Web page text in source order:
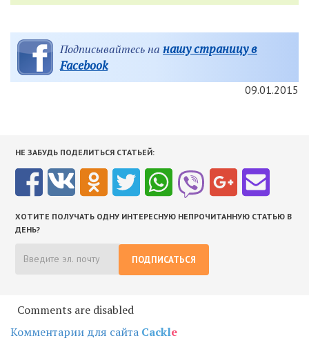
Подписывайтесь на нашу страницу в
Facebook
09.01.2015
НЕ ЗАБУДЬ ПОДЕЛИТЬСЯ СТАТЬЕЙ:
ХОТИТЕ ПОЛУЧАТЬ ОДНУ ИНТЕРЕСНУЮ НЕПРОЧИТАННУЮ СТАТЬЮ В
ДЕНЬ?
ПОДПИСАТЬСЯ
Comments are disabled
Комментарии для сайта Cackle